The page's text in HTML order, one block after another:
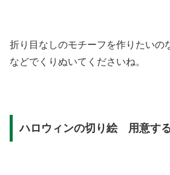
折り目なしのモチーフを作りたいの
などでくりぬいてくださいね。
ハロウィンの切り絵 用意す